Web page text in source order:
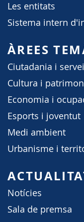
Les entitats
Sistema intern
ÀREES
Ciutadania i
Cultura i
Economia i
Esports i joventut
Medi ambient
Urbanisme i
Notícies
Sala de premsa